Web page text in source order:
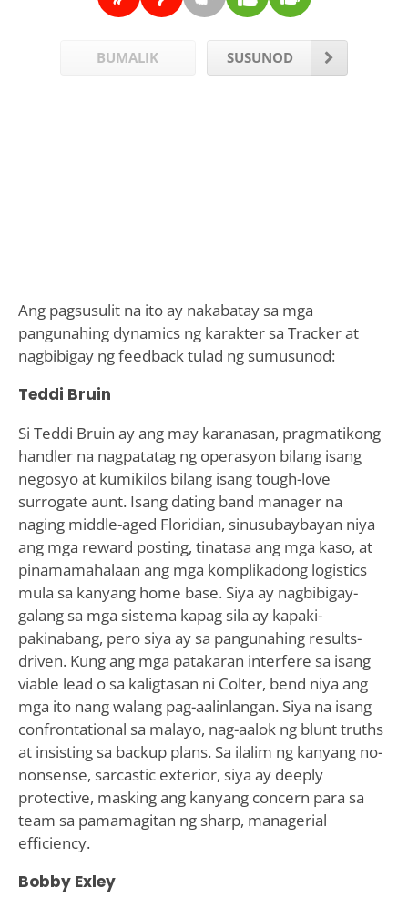
BUMALIK SUSUNOD
Ang pagsusulit na ito ay nakabatay sa mga
pangunahing dynamics ng karakter sa Tracker at
nagbibigay ng feedback tulad ng sumusunod:
Teddi Bruin
Si Teddi Bruin ay ang may karanasan, pragmatikong
handler na nagpatatag ng operasyon bilang isang
negosyo at kumikilos bilang isang tough-love
surrogate aunt. Isang dating band manager na
naging middle-aged Floridian, sinusubaybayan niya
ang mga reward posting, tinatasa ang mga kaso, at
pinamamahalaan ang mga komplikadong logistics
mula sa kanyang home base. Siya ay nagbibigay-
galang sa mga sistema kapag sila ay kapaki-
pakinabang, pero siya ay sa pangunahing results-
driven. Kung ang mga patakaran interfere sa isang
viable lead o sa kaligtasan ni Colter, bend niya ang
mga ito nang walang pag-aalinlangan. Siya na isang
confrontational sa malayo, nag-aalok ng blunt truths
at insisting sa backup plans. Sa ilalim ng kanyang no-
nonsense, sarcastic exterior, siya ay deeply
protective, masking ang kanyang concern para sa
team sa pamamagitan ng sharp, managerial
efficiency.
Bobby Exley